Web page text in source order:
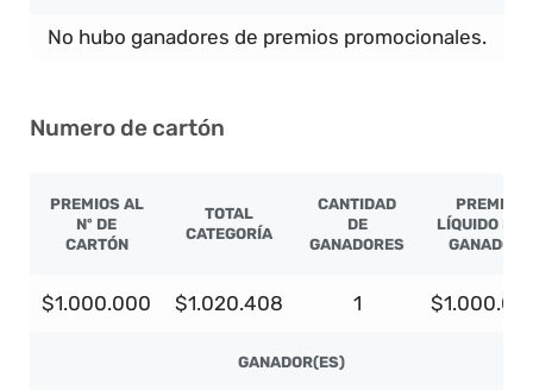
No hubo ganadores de premios promocionales.
Numero de cartón
PREMIOS AL
Nº DE
CARTÓN
TOTAL
CATEGORÍA
CANTIDAD
DE
GANADORES
PREMIO
LÍQUIDO POR
GANADOR
$1.000.000 $1.020.408 1
GANADOR(ES)